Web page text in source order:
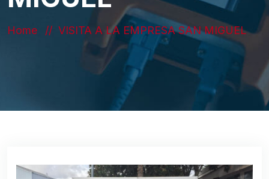
Home VISITA A LA EMPRESA SAN MIGUEL